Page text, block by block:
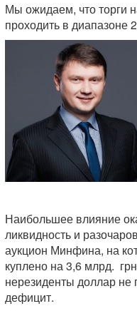
Мы ожидаем, что торги
проходить в диапазоне
Наибольшее влияние
ликвидность и
аукцион Минфина, на
куплено на 3,6 млрд.
нерезиденты доллар
дефицит.